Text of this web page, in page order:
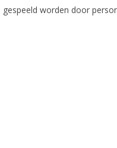
worden door